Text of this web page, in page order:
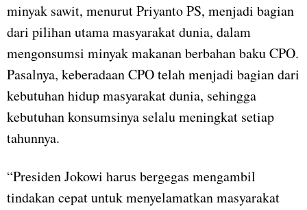
minyak sawit, menurut Priyanto PS, menjadi bagian
dari pilihan utama masyarakat dunia, dalam
mengonsumsi minyak makanan berbahan baku CPO.
Pasalnya, keberadaan CPO telah menjadi bagian dari
kebutuhan hidup masyarakat dunia, sehingga
kebutuhan konsumsinya selalu meningkat setiap
tahunnya.
“Presiden Jokowi harus bergegas mengambil
tindakan cepat untuk menyelamatkan masyarakat